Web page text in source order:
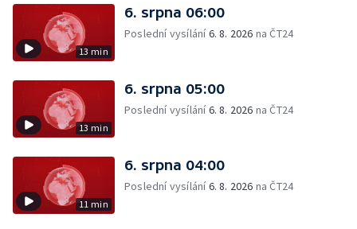
13 min
6. srpna 06:00
Poslední vysílání6. 8. 2026 na ČT24
13 min
6. srpna 05:00
Poslední vysílání6. 8. 2026 na ČT24
11 min
6. srpna 04:00
Poslední vysílání6. 8. 2026 na ČT24